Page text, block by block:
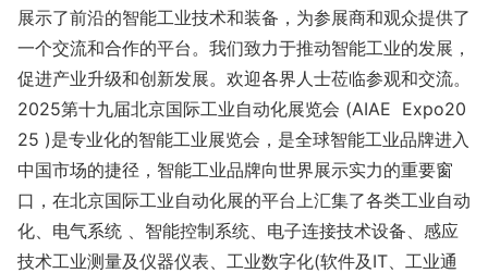
展示了前沿的智能工业技术和装备，为参展商和观众提供了
一个交流和合作的平台。我们致力于推动智能工业的发展，
促进产业升级和创新发展。欢迎各界人士莅临参观和交流。
2025第十九届北京国际工业自动化展览会 (AIAE Expo20
25 )是专业化的智能工业展览会，是全球智能工业品牌进入
中国市场的捷径，智能工业品牌向世界展示实力的重要窗
口，在北京国际工业自动化展的平台上汇集了各类工业自动
化、电气系统 、智能控制系统、电子连接技术设备、感应
技术工业测量及仪器仪表、工业数字化(软件及IT、工业通